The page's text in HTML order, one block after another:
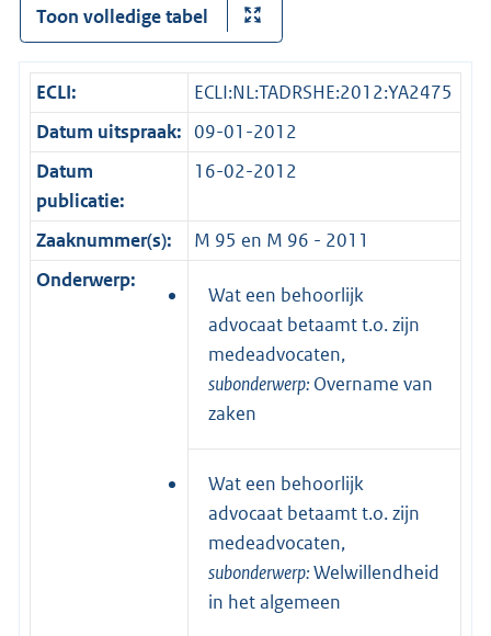
Toon volledige tabel
ECLI:
ECLI:NL:TADRSHE:2012:YA2475
Datum uitspraak: 09-01-2012
Datum
publicatie:
16-02-2012
Zaaknummer(s):
M 95 en M 96 - 2011
Onderwerp:
Wat een behoorlijk
advocaat betaamt t.o. zijn
medeadvocaten,
subonderwerp: Overname van
zaken
Wat een behoorlijk
advocaat betaamt t.o. zijn
medeadvocaten,
subonderwerp:Welwillendheid
in het algemeen